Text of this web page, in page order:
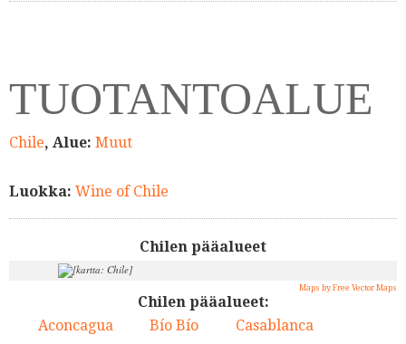
TUOTANTOALUE
Chile, Alue: Muut
Luokka: Wine of Chile
Chilen pääalueet
Maps by Free Vector Maps
Chilen pääalueet:
Aconcagua Bío Bío Casablanca